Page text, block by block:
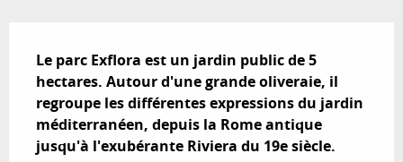
Le parc Exflora est un jardin public de 5
hectares. Autour d'une grande oliveraie, il
regroupe les différentes expressions du jardin
méditerranéen, depuis la Rome antique
jusqu'à l'exubérante Riviera du 19e siècle.